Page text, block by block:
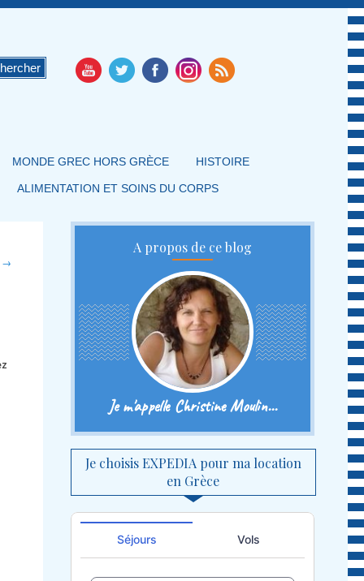
MONDE GREC HORS GRÈCE HISTOIRE
ALIMENTATION ET SOINS DU CORPS
→
A propos de ce blog
Je m'appelle Christine Moulin...
Je choisis EXPEDIA pour ma location
en Grèce